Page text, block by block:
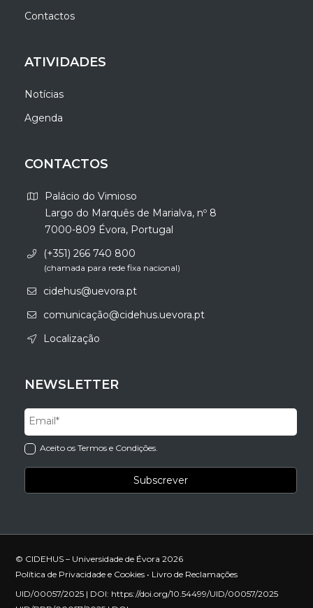
Contactos
ATIVIDADES
Notícias
Agenda
CONTACTOS
Palácio do Vimioso
Largo do Marquês de Marialva, nº 8
7000-809 Évora, Portugal
(+351) 266 740 800
(chamada para rede fixa nacional)
cidehus@uevora.pt
comunicação@cidehus.uevora.pt
Localização
NEWSLETTER
Aceito os Termos e Condições.
© CIDEHUS – Universidade de Évora 2026
Política de Privacidade e Cookies • Livro de Reclamações
UID/00057/2025 | DOI: https://doi.org/10.54499/UID/00057/2025